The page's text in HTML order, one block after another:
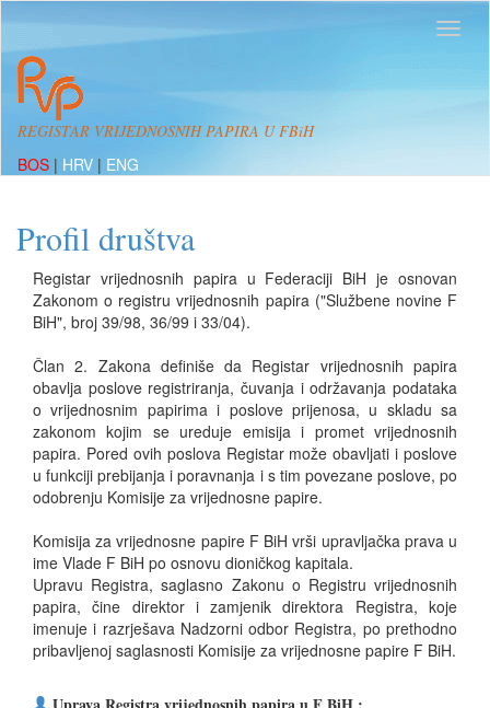
REGISTAR VRIJEDNOSNIH PAPIRA U FBiH
BOS | HRV | ENG
Profil društva
Registar vrijednosnih papira u Federaciji BiH je osnovan
Zakonom o registru vrijednosnih papira ("Službene novine F
BiH", broj 39/98, 36/99 i 33/04).
Član 2. Zakona definiše da Registar vrijednosnih papira
obavlja poslove registriranja, čuvanja i održavanja podataka
o vrijednosnim papirima i poslove prijenosa, u skladu sa
zakonom kojim se ureduje emisija i promet vrijednosnih
papira. Pored ovih poslova Registar može obavljati i poslove
u funkciji prebijanja i poravnanja i s tim povezane poslove, po
odobrenju Komisije za vrijednosne papire.
Komisija za vrijednosne papire F BiH vrši upravljačka prava u
ime Vlade F BiH po osnovu dioničkog kapitala.
Upravu Registra, saglasno Zakonu o Registru vrijednosnih
papira, čine direktor i zamjenik direktora Registra, koje
imenuje i razrješava Nadzorni odbor Registra, po prethodno
pribavljenoj saglasnosti Komisije za vrijednosne papire F BiH.
